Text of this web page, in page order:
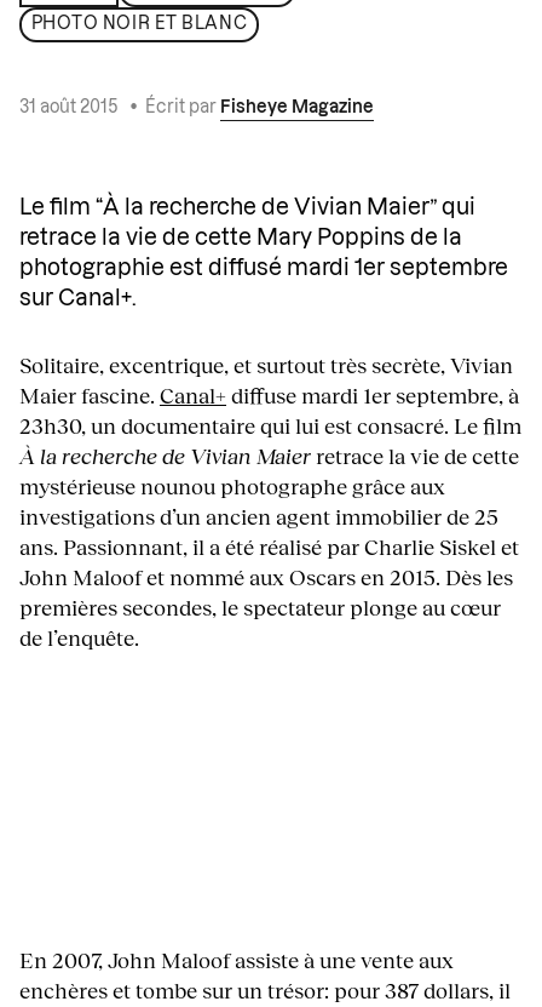
PHOTO NOIR ET BLANC
31 août 2015 • Écrit par Fisheye Magazine
Le film “À la recherche de Vivian Maier” qui
retrace la vie de cette Mary Poppins de la
photographie est diffusé mardi 1er septembre
sur Canal+.
Solitaire, excentrique, et surtout très secrète, Vivian
Maier fascine. Canal+ diffuse mardi 1er septembre, à
23h30, un documentaire qui lui est consacré. Le film
À la recherche de Vivian Maierretrace la vie de cette
mystérieuse nounou photographe grâce aux
investigations d’un ancien agent immobilier de 25
ans. Passionnant, il a été réalisé parCharlie Siskel et
John Maloof et nommé aux Oscars en 2015. Dès les
premières secondes, le spectateur plonge au cœur
de l’enquête.
En 2007, John Maloof assiste à une vente aux
enchères et tombe sur un trésor: pour 387 dollars, il